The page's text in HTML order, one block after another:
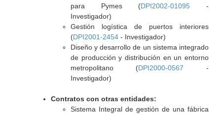
para Pymes (DPI2002-01095 -
Investigador)
Gestión logística de puertos interiores
(DPI2001-2454- Investigador)
Diseño y desarrollo de un sistema integrado
de producción y distribución en un entorno
metropolitano (DPI2000-0567 -
Investigador)
Contratos con otras entidades:
Sistema Integral de gestión de una fábrica